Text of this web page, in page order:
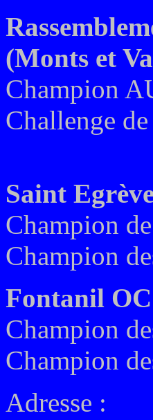
(Monts et
Champion
Challenge
Saint
Champion
Champion
Fontanil OC
Champion
Champion
Adresse :